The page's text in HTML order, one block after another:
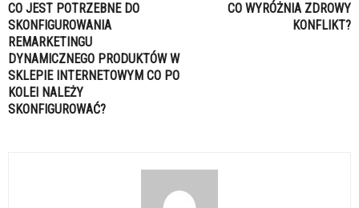
CO JEST POTRZEBNE DO
SKONFIGUROWANIA
REMARKETINGU
DYNAMICZNEGO PRODUKTÓW W
SKLEPIE INTERNETOWYM CO PO
KOLEI NALEŻY
SKONFIGUROWAĆ?
CO WYRÓŻNIA ZDROWY
KONFLIKT?